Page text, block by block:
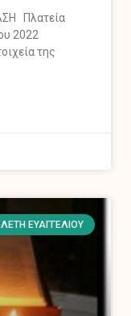
Πλατεία
2022
της
ΕΥΑΓΓΕΛΊΟΥ